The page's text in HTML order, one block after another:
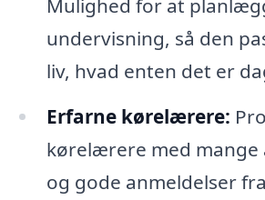
Mulighed for at
undervisning, så den
liv, hvad enten det er
Erfarne kørelærere:
kørelærere med mange
og gode anmeldelser